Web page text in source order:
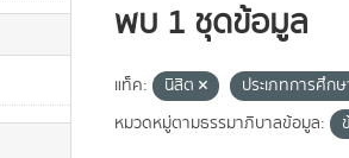
พบ 1 ชุดข้อมูล
แท็ค: นิสิต ประเภทการศึก
หมวดหมู่ตามธรรมาภิบาลข้อมูล: